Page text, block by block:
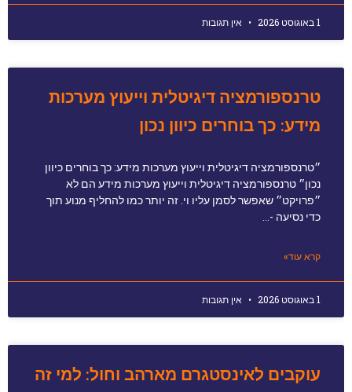
1 באוגוסט 2026 אין תגובות
טרנספורמציה דיגיטלית וייעוץ מערכות
מידע: כך בוחרים כיוון נכון
״טרנספורמציה דיגיטלית וייעוץ מערכות מידע: כך בוחרים כיוון
נכון״ טרנספורמציה דיגיטלית וייעוץ מערכות מידע הם לא
״פרויקט״ שאפשר לסמן עליו וי. זה יותר כמו להחליף מנוע תוך
כדי נסיעה -…
קרא עוד»
1 באוגוסט 2026 אין תגובות
עוקבים לאינסטגרם מארהב וחול: למי זה